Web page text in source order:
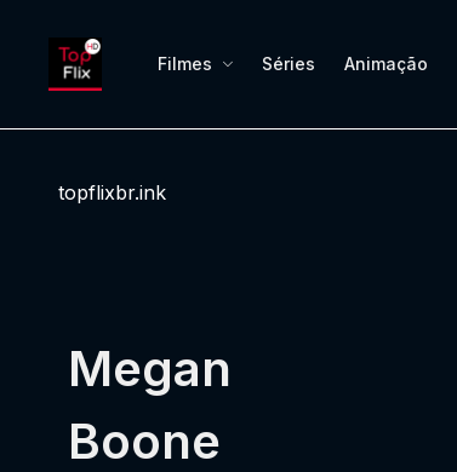
Filmes Séries Animação
topflixbr.ink
Megan
Boone